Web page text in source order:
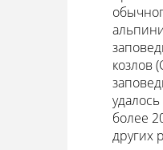
козлов
более
других